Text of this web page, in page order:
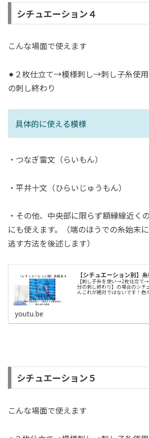
シチュエーション４
こんな場面で使えます
⚫︎２枚仕立て→模様刺し→刺し子糸使
の刺し終わり
具体的に使える模様
・つなぎ雷文（らいもん）
・平井十文（ひらいじゅうもん）
・その他、中央部に限らず額縁線近く
にも使えます。（端のほうでの糸始末
逃す方法を後述します）
【シチュエーション別】
【刺し子糸を使い→2枚仕立
分の刺し終わり】の場合のシチ
んこれが絶対ではないです！色
たのやり方はどんなですか？よ
youtu.be
シチュエーション５
こんな場面で使えます